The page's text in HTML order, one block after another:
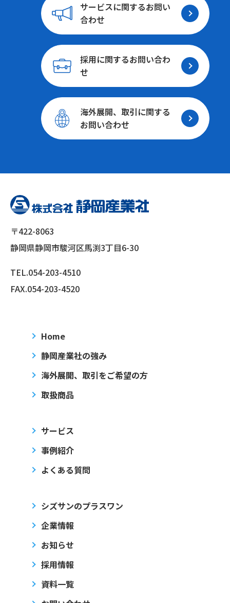
サービスに関するお問い
合わせ
採用に関するお問い合わ
せ
海外展開、取引に関する
お問い合わせ
〒422-8063
静岡県静岡市駿河区馬渕3丁目6-30
TEL.054-203-4510
FAX.054-203-4520
Home
静岡産業社の強み
海外展開、取引をご希望の方
取扱商品
サービス
事例紹介
よくある質問
シズサンのプラスワン
企業情報
お知らせ
採用情報
資料一覧